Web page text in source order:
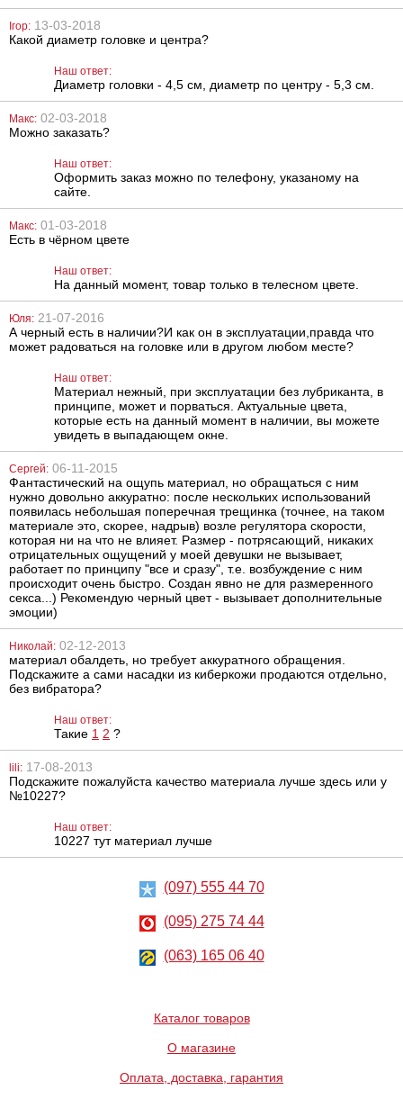
анальная
пробка Slash
703
Анальная
пробка
Analos Lavender
Small, 2,5 см
912 грн
200 мл
486 грн
Помпа для
клитора
1602 грн
с кольцом
478 грн
Оральный
лубрикант со
Hot Superglide
Strawberry, 75
628 грн
Клиторальный
1051 грн
стимулятор
Penis probe EX
красный Toy Joy
Baby Vibe, 13 см
Ігор: 13-03-2018
Какой диаметр головке и центра?
Наш ответ:
Диаметр головки - 4,5 см, диаметр по центру - 5,3 см.
Макс: 02-03-2018
Можно заказать?
Наш ответ:
Оформить заказ можно по телефону, указаному на
сайте.
Макс: 01-03-2018
Есть в чёрном цвете
Наш ответ:
На данный момент, товар только в телесном цвете.
Юля: 21-07-2016
А черный есть в наличии?И как он в эксплуатации,правда что
может радоваться на головке или в другом любом месте?
Наш ответ:
Материал нежный, при эксплуатации без лубриканта, в
принципе, может и порваться. Актуальные цвета,
которые есть на данный момент в наличии, вы можете
увидеть в выпадающем окне.
Сергей: 06-11-2015
Фантастический на ощупь материал, но обращаться с ним
нужно довольно аккуратно: после нескольких использований
появилась небольшая поперечная трещинка (точнее, на таком
материале это, скорее, надрыв) возле регулятора скорости,
которая ни на что не влияет. Размер - потрясающий, никаких
отрицательных ощущений у моей девушки не вызывает,
работает по принципу "все и сразу", т.е. возбуждение с ним
происходит очень быстро. Создан явно не для размеренного
секса...) Рекомендую черный цвет - вызывает дополнительные
эмоции)
Николай: 02-12-2013
материал обалдеть, но требует аккуратного обращения.
Подскажите а сами насадки из киберкожи продаются отдельно,
без вибратора?
Наш ответ:
Такие 1 2 ?
lili: 17-08-2013
Подскажите пожалуйста качество материала лучше здесь или у
№10227?
Наш ответ:
10227 тут материал лучше
(097) 555 44 70
(095) 275 74 44
(063) 165 06 40
Каталог товаров
О магазине
Оплата, доставка, гарантия